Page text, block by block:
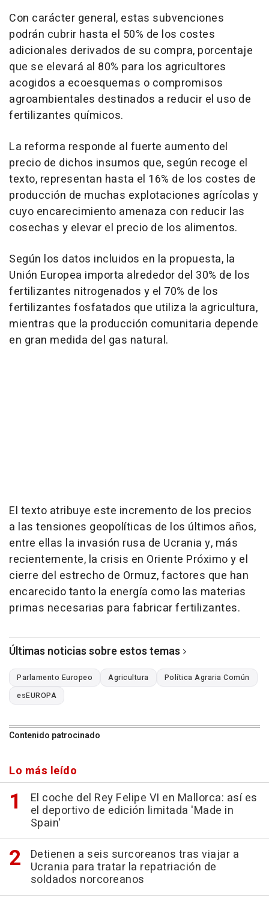
Con carácter general, estas subvenciones
podrán cubrir hasta el 50% de los costes
adicionales derivados de su compra, porcentaje
que se elevará al 80% para los agricultores
acogidos a ecoesquemas o compromisos
agroambientales destinados a reducir el uso de
fertilizantes químicos.
La reforma responde al fuerte aumento del
precio de dichos insumos que, según recoge el
texto, representan hasta el 16% de los costes de
producción de muchas explotaciones agrícolas y
cuyo encarecimiento amenaza con reducir las
cosechas y elevar el precio de los alimentos.
Según los datos incluidos en la propuesta, la
Unión Europea importa alrededor del 30% de los
fertilizantes nitrogenados y el 70% de los
fertilizantes fosfatados que utiliza la agricultura,
mientras que la producción comunitaria depende
en gran medida del gas natural.
El texto atribuye este incremento de los precios
a las tensiones geopolíticas de los últimos años,
entre ellas la invasión rusa de Ucrania y, más
recientemente, la crisis en Oriente Próximo y el
cierre del estrecho de Ormuz, factores que han
encarecido tanto la energía como las materias
primas necesarias para fabricar fertilizantes.
Últimas noticias sobre estos temas
Parlamento Europeo Agricultura
Política Agraria Común
esEUROPA
Contenido patrocinado
Lo más leído
El coche del Rey Felipe VI en Mallorca: así es
el deportivo de edición limitada 'Made in
Spain'
Detienen a seis surcoreanos tras viajar a
Ucrania para tratar la repatriación de
soldados norcoreanos